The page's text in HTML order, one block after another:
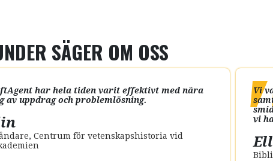
SÄGER OM OSS
har hela tiden varit effektivt med nära
av uppdrag och problemlösning.
, Centrum för vetenskapshistoria vid
Vi
vi